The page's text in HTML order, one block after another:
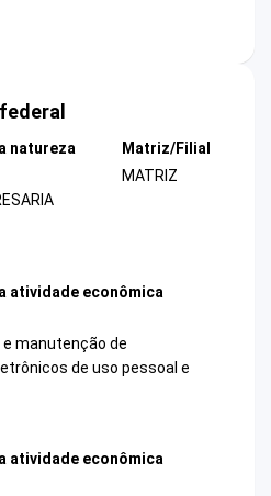
natureza
Matriz/Filial
MATRIZ
atividade econômica
manutenção de
de uso pessoal e
atividade econômica